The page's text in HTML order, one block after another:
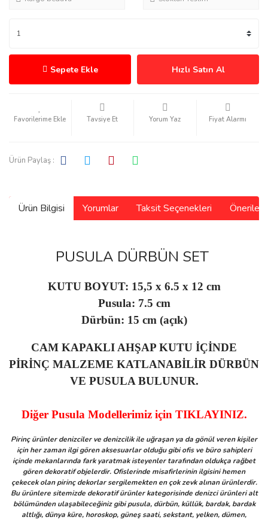
Sepete Ekle Hızlı Satın Al
Tavsiye Et Yorum Yaz Fiyat Alarmı
Ürün Paylaş :
Ürün Bilgisi Yorumlar Taksit Seçenekleri
PUSULA DÜRBÜN SET
KUTU BOYUT: 15,5 x 6.5 x 12 cm
Pusula: 7.5 cm
Dürbün: 15 cm (açık)
CAM KAPAKLI AHŞAP KUTU İÇİNDE
PİRİNÇ MALZEME KATLANABİLİR DÜRBÜN
VE PUSULA BULUNUR.
Diğer Pusula Modellerimiz için TIKLAYINIZ.
Pirinç ürünler denizciler ve denizcilik ile uğraşan ya da gönül veren kişiler
için her zaman ilgi gören aksesuarlar olduğu gibi ofis ve büro sahipleri
içinde mekanlarında fark yaratmak isteyenler tarafından oldukça rağbet
gören dekoratif objelerdir. Ofislerinde misafirlerinin ilgisini hemen
çekecek olan pirinç dekorlar sergilemekten en çok zevk alınan ürünlerdir.
Bu ürünlere sitemizde dekoratif ürünler kategorisinde denizci ürünleri alt
bölümünden ulaşabileceğiniz gibi pusula, dürbün, küllük, bardak, bardak
altlığı, dünya küre, horoskop, güneş saati, sekstant, yelken, dümen,